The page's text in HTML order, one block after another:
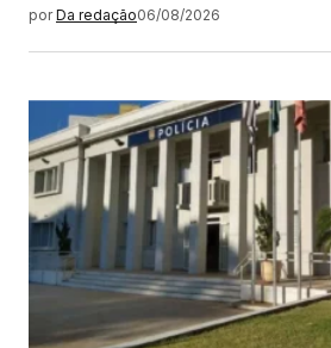
por Da redação06/08/2026